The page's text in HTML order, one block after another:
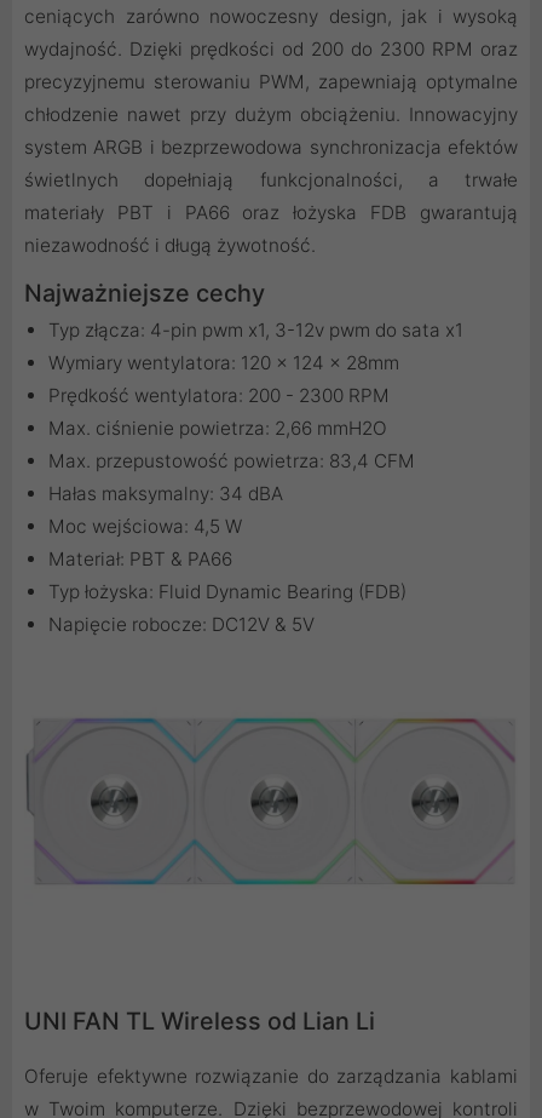
ceniących zarówno nowoczesny design, jak i wysoką
wydajność. Dzięki prędkości od 200 do 2300 RPM oraz
precyzyjnemu sterowaniu PWM, zapewniają optymalne
chłodzenie nawet przy dużym obciążeniu. Innowacyjny
system ARGB i bezprzewodowa synchronizacja efektów
świetlnych dopełniają funkcjonalności, a trwałe
materiały PBT i PA66 oraz łożyska FDB gwarantują
niezawodność i długą żywotność.
Najważniejsze cechy
Typ złącza: 4-pin pwm x1, 3-12v pwm do sata x1
Wymiary wentylatora: 120 x 124 x 28mm
Prędkość wentylatora: 200 - 2300 RPM
Max. ciśnienie powietrza: 2,66 mmH2O
Max. przepustowość powietrza: 83,4 CFM
Hałas maksymalny: 34 dBA
Moc wejściowa: 4,5 W
Materiał: PBT & PA66
Typ łożyska: Fluid Dynamic Bearing (FDB)
Napięcie robocze: DC12V & 5V
UNI FAN TL Wireless od Lian Li
Oferuje efektywne rozwiązanie do zarządzania kablami
w Twoim komputerze. Dzięki bezprzewodowej kontroli